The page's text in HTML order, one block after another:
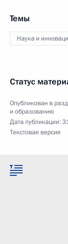
Темы
Наука и
Статус
Опубликован в
и образованию
Дата публикации:
Текстовая версия